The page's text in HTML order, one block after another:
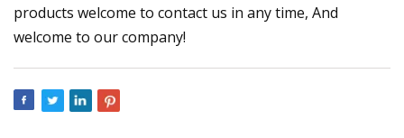
products welcome to contact us in any time, And
welcome to our company!